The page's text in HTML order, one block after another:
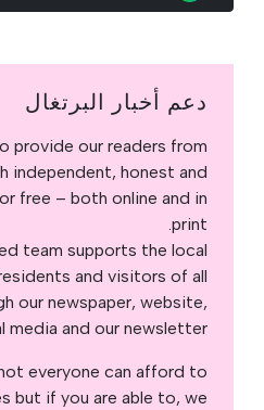
دعم أخبار البرتغال
provide our readers from
independent, honest and
free – both online and in
print.
team supports the local
and visitors of all
our newspaper, website,
media and our newsletter.
everyone can afford to
but if you are able to, we